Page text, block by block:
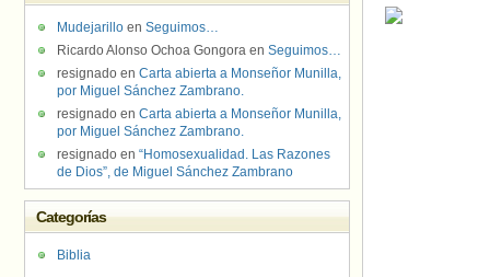
Mudejarillo en Seguimos…
Ricardo Alonso Ochoa Gongora en Seguimos…
resignado en Carta abierta a Monseñor Munilla,
por Miguel Sánchez Zambrano.
resignado en Carta abierta a Monseñor Munilla,
por Miguel Sánchez Zambrano.
resignado en “Homosexualidad. Las Razones
de Dios”, de Miguel Sánchez Zambrano
Categorías
Biblia